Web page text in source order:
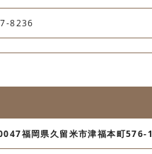
8236
福岡県久留米市津福本町576-1